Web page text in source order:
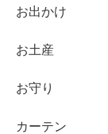
お出かけ
お土産
お守り
カーテン